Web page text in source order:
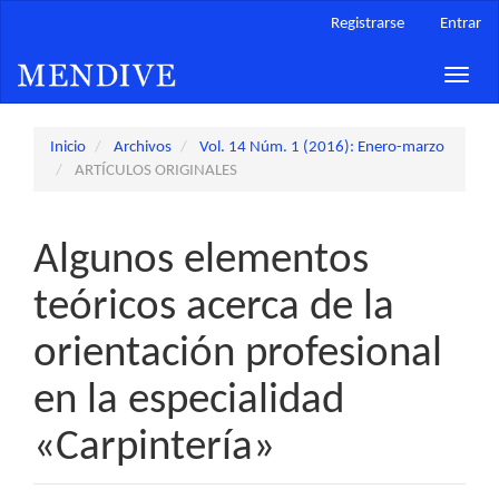
principal
Barra
Registrarse Entrar
Toggle
Inicio Archivos
Vol. 14 Núm. 1 (2016): Enero-marzo
ARTÍCULOS ORIGINALES
Algunos elementos
teóricos acerca de la
orientación profesional
en la especialidad
«Carpintería»